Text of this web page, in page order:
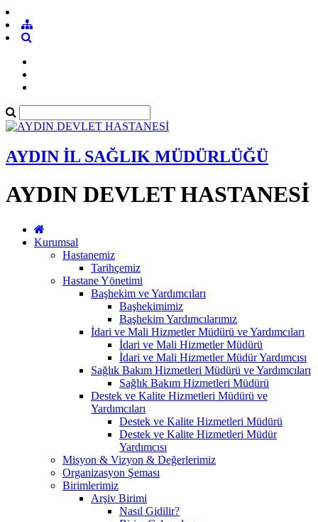
AYDIN İL SAĞLIK MÜDÜRLÜĞÜ
AYDIN DEVLET HASTANESİ
Kurumsal
Hastanemiz
Tarihçemiz
Hastane Yönetimi
Başhekim ve Yardımcıları
Başhekimimiz
Başhekim Yardımcılarımız
İdari ve Mali Hizmetler Müdürü ve Yardımcıları
İdari ve Mali Hizmetler Müdürü
İdari ve Mali Hizmetler Müdür Yardımcısı
Sağlık Bakım Hizmetleri Müdürü ve Yardımcıları
Sağlık Bakım Hizmetleri Müdürü
Destek ve Kalite Hizmetleri Müdürü ve
Yardımcıları
Destek ve Kalite Hizmetleri Müdürü
Destek ve Kalite Hizmetleri Müdür
Yardımcısı
Misyon & Vizyon & Değerlerimiz
Organizasyon Şeması
Birimlerimiz
Arşiv Birimi
Nasıl Gidilir?